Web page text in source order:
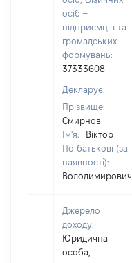
осіб –
підприємців та
громадських
формувань:
37333608
Декларує:
Прізвище:
Смирнов
Ім'я:
Віктор
По батькові (за
наявності):
Володимирович
Джерело
доходу:
Юридична
особа,